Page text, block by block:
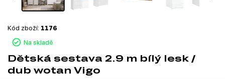
Na skladě
Kód zboží: 1176
Dětská sestava 2.9 m bílý lesk /
dub wotan Vigo